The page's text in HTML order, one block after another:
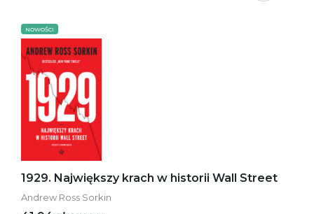
NOWOŚCI
1929. Największy krach w historii Wall Street
Andrew Ross Sorkin